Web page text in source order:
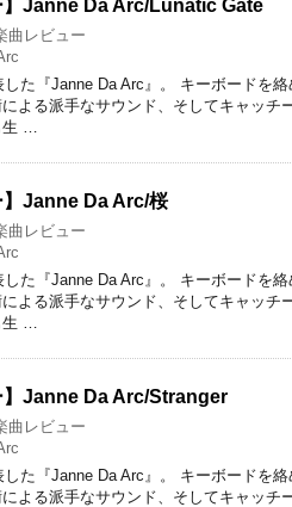
】Janne Da Arc/Lunatic Gate
曲レビュー
た『Janne Da Arc』。 キーボードを絡
よる派手なサウンド、そしてキャッチ
…
】Janne Da Arc/桜
曲レビュー
た『Janne Da Arc』。 キーボードを絡
よる派手なサウンド、そしてキャッチ
…
】Janne Da Arc/Stranger
曲レビュー
た『Janne Da Arc』。 キーボードを絡
よる派手なサウンド、そしてキャッチ